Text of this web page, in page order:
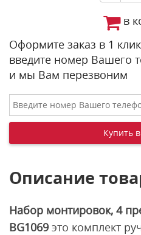
в
Оформите заказ в 1
введите номер Вашего
и мы Вам перезвоним
Описание
Набор монтировок, 4
BG1069 это комплект